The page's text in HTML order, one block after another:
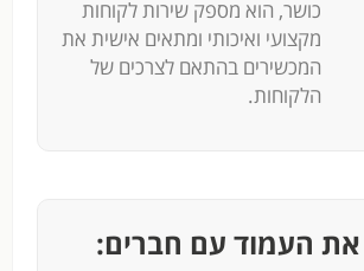
כושר, הוא מספק שירות לקוחות
מקצועי ואיכותי ומתאים אישית את
המכשירים בהתאם לצרכים של
הלקוחות.
העמוד עם חברים: